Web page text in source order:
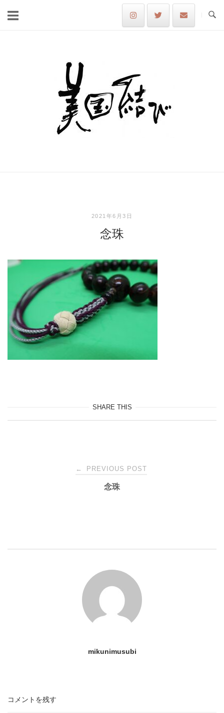
Home
2021年6月3日
念珠
SHARE THIS
← PREVIOUS POST
念珠
mikunimusubi
コメントを残す